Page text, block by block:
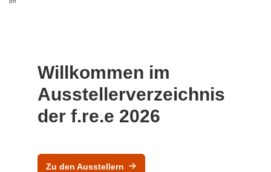
Willkommen im
Ausstellerverzeichnis
der f.re.e 2026
Zu den Ausstellern